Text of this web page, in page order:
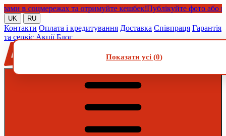
в соцмережах та отримуйте кешбек!Публікуйте фото або
UK RU
Контакти Оплата і кредитування Доставка Співпраця Гарантія
та сервіс Акції Блог
Показати усі (0)